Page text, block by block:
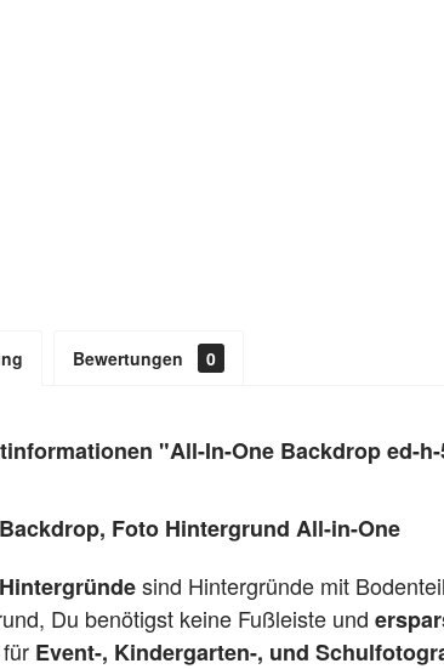
Bewertungen 0
"All-In-One Backdrop ed-
Foto Hintergrund All-in-One
sind Hintergründe mit
Du benötigst keine Fußleiste und
Event-, Kindergarten-, und